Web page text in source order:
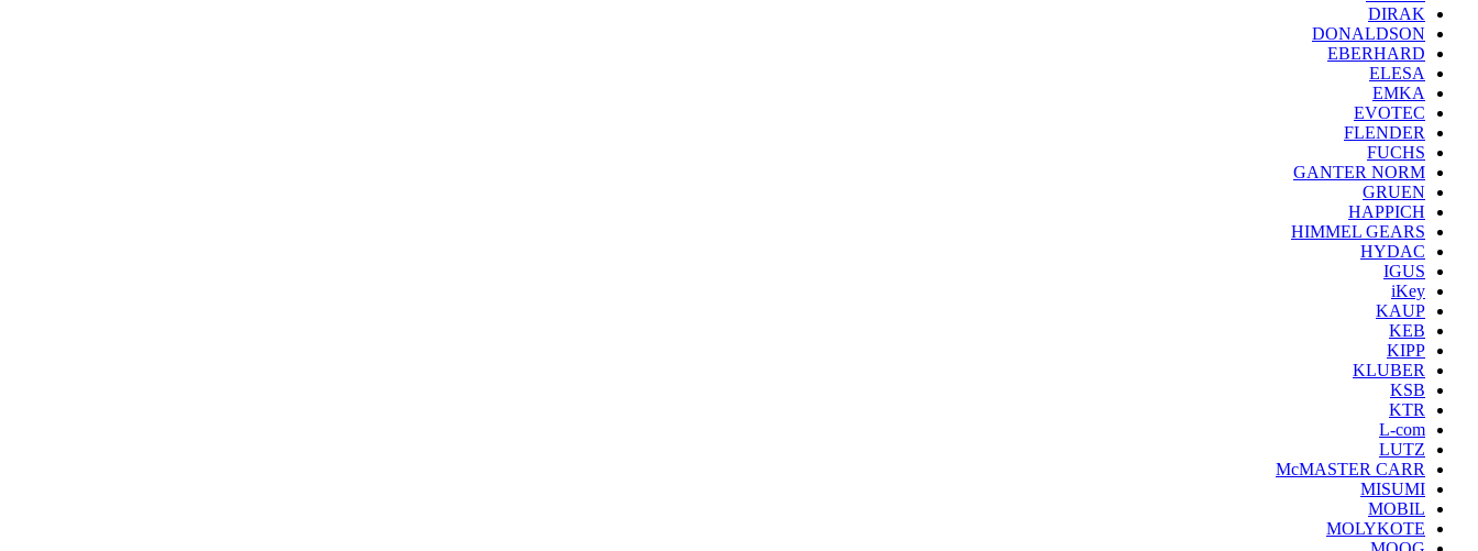
DIRAK
DONALDSON
EBERHARD
ELESA
EMKA
EVOTEC
FLENDER
FUCHS
GANTER NORM
GRUEN
HAPPICH
HIMMEL GEARS
HYDAC
IGUS
iKey
KAUP
KEB
KIPP
KLUBER
KSB
KTR
L-com
LUTZ
McMASTER CARR
MISUMI
MOBIL
MOLYKOTE